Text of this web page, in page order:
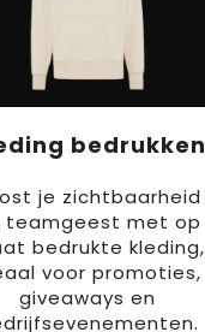
bedrukken
je zichtbaarheid
teamgeest met op
bedrukte kleding,
voor promoties,
giveaways en